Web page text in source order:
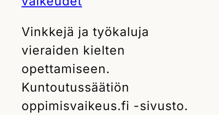
Vinkkejä ja työkaluja
vieraiden kielten
opettamiseen.
Kuntoutussäätiön
oppimisvaikeus.fi -sivusto.